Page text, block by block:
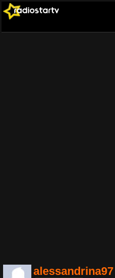
alessandrina97